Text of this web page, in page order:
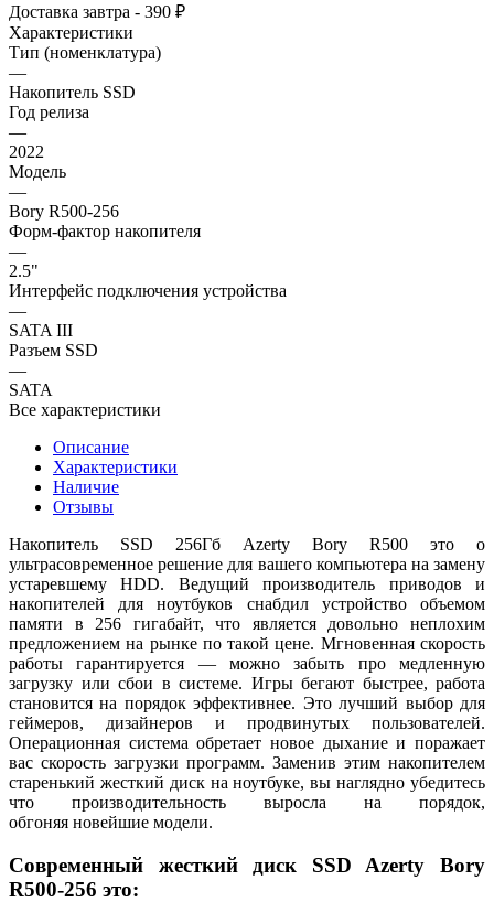
Доставка завтра - 390 ₽
Характеристики
Тип (номенклатура)
—
Накопитель SSD
Год релиза
—
2022
Модель
—
Bory R500-256
Форм-фактор накопителя
—
2.5"
Интерфейс подключения устройства
—
SATA III
Разъем SSD
—
SATA
Все характеристики
Описание
Характеристики
Наличие
Отзывы
Накопитель SSD 256Гб Azerty Bory R500 это о
ультрасовременное решение для вашего компьютера на замену
устаревшему HDD. Ведущий производитель приводов и
накопителей для ноутбуков снабдил устройство объемом
памяти в 256 гигабайт, что является довольно неплохим
предложением на рынке по такой цене. Мгновенная скорость
работы гарантируется — можно забыть про медленную
загрузку или сбои в системе. Игры бегают быстрее, работа
становится на порядок эффективнее. Это лучший выбор для
геймеров, дизайнеров и продвинутых пользователей.
Операционная система обретает новое дыхание и поражает
вас скорость загрузки программ. Заменив этим накопителем
старенький жесткий диск на ноутбуке, вы наглядно убедитесь
что производительность выросла на порядок,
обгоняя новейшие модели.
Современный жесткий диск SSD Azerty Bory
R500-256 это: